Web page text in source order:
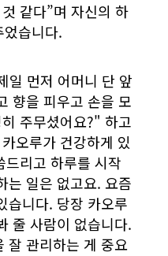
같다”며 자신의 하
습니다.
일 먼저 어머니 단 앞
향을 피우고 손을 모
주무셨어요?" 하고
오루가 건강하게 있
리고 하루를 시작
는 일은 없고요. 요즘
습니다. 당장 카오루
줄 사람이 없습니다.
잘 관리하는 게 중요